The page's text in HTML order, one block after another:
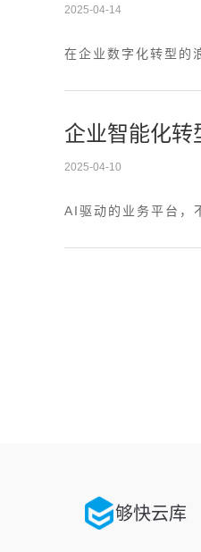
2025-04-14
在企业数字化转型的
企业智能化转
2025-04-10
AI驱动的业务平台，
够快云库